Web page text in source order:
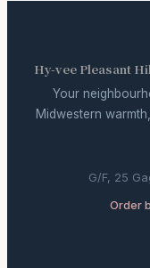
Hy-vee Pleasant
Your
Midwestern
G/F, 25
Order